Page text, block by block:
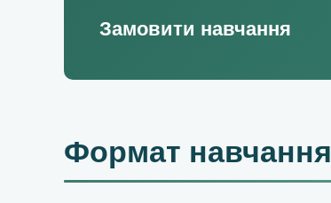
Замовити навчання
Формат навчання